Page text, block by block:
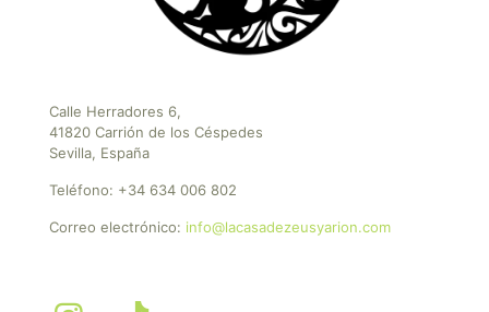
Calle Herradores 6,
41820 Carrión de los Céspedes
Sevilla, España
Teléfono: +34 634 006 802
Correo electrónico: info@lacasadezeusyarion.com